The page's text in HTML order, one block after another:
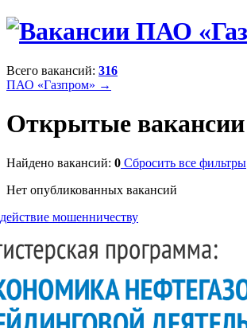
Всего вакансий: 316
ПАО «Газпром» →
Открытые вакансии
Найдено вакансий: 0 Сбросить все фильтры
Нет опубликованных вакансий
мошенничеству